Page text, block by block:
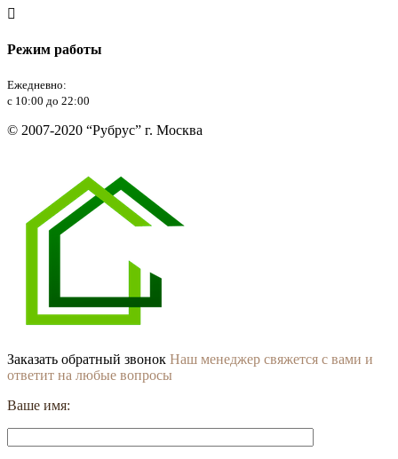

Режим работы
Ежедневно:
с 10:00 до 22:00
© 2007-2020 “Рубрус” г. Москва
Заказать обратный звонок Наш менеджер свяжется с вами и
ответит на любые вопросы
Ваше имя: